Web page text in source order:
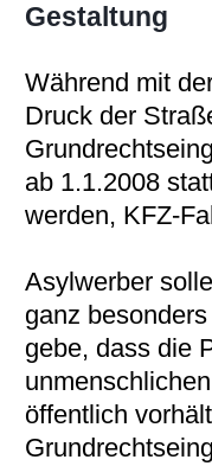
Gestaltung
Während mit
Druck der
ab 1.1.2008
werden, KFZ-
Asylwerber
ganz
gebe, dass die
öffentlich